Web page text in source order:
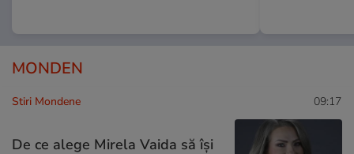
MONDEN
Stiri Mondene 09:17
De ce alege Mirela Vaida să își